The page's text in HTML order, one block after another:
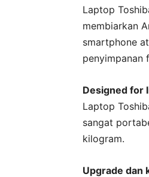
Laptop
membiarkan
smartphone
penyimpanan
Designed for
Laptop
sangat
kilogram.
Upgrade dan